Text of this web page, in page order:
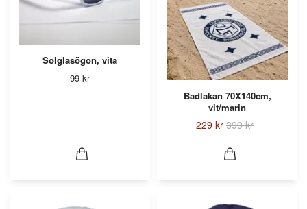
Solglasögon, vita
99 kr
Badlakan 70X140cm,
vit/marin
229 kr 399 kr